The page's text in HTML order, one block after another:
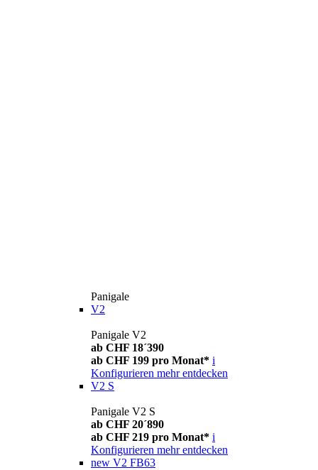
Panigale
V2
Panigale V2
ab CHF 18´390
ab CHF 199 pro Monat* i
Konfigurieren mehr entdecken
V2 S
Panigale V2 S
ab CHF 20´890
ab CHF 219 pro Monat* i
Konfigurieren mehr entdecken
new V2 FB63